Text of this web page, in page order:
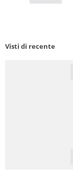
Visti di recente